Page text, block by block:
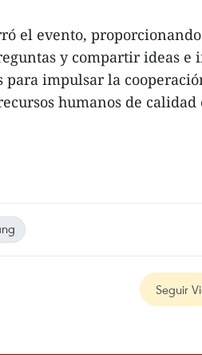
el evento,
y compartir ideas e
para impulsar la
humanos de calidad
Seguir